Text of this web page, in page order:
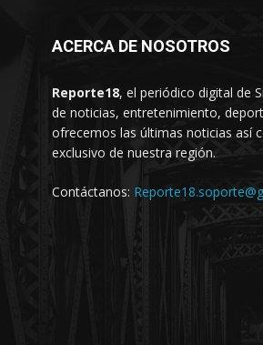
ACERCA DE NOSOTROS
Reporte18, el periódico digital de
de noticias, entretenimiento,
ofrecemos las últimas noticias así
exclusivo de nuestra región.
Contáctanos: